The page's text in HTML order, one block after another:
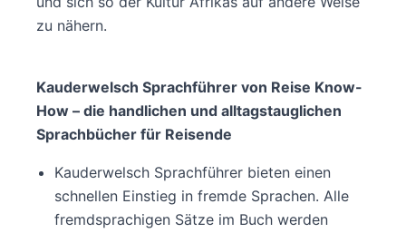
zu nähern.
Kauderwelsch Sprachführer von Reise Know-
How – die handlichen und alltagstauglichen
Sprachbücher für Reisende
Kauderwelsch Sprachführer bieten einen
schnellen Einstieg in fremde Sprachen. Alle
fremdsprachigen Sätze im Buch werden